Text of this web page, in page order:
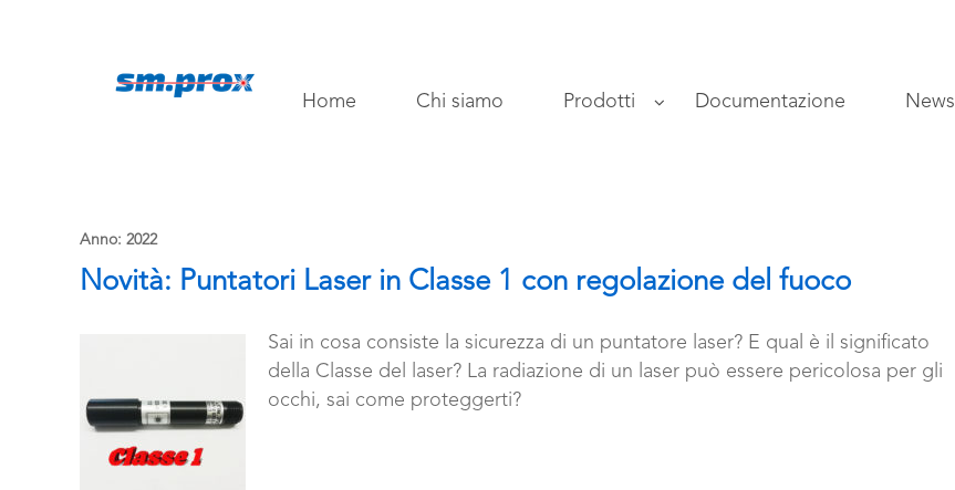
Home Chi siamo Prodotti Documentazione News
Anno: 2022
Novità: Puntatori Laser in Classe 1 con regolazione del fuoco
Sai in cosa consiste la sicurezza di un puntatore laser? E qual è il significato
della Classe del laser? La radiazione di un laser può essere pericolosa per gli
occhi, sai come proteggerti?